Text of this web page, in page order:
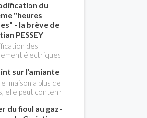
Tuto pour tout
du
"heures
- la brève de
PESSEY
des
électriques
deux
: heures
heures creuses.
Christian
vous explique tout
faut savoir sur la
sur l'amiante
maison a plus de
elle peut contenir
de l'amiante) !
du fioul au gaz -